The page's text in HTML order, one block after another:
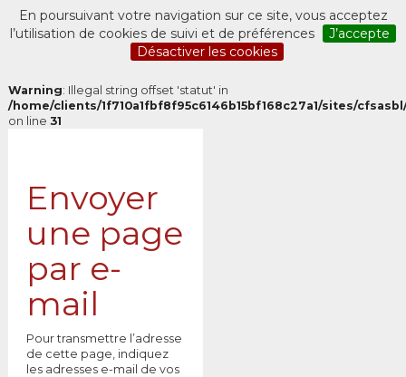
En poursuivant votre navigation sur ce site, vous acceptez
l’utilisation de cookies de suivi et de préférences
J’accepte
Désactiver les cookies
Warning: Illegal string offset 'statut' in
/home/clients/1f710a1fbf8f95c6146b15bf168c27a1/sites/
on line 31
Envoyer
une page
par e-
mail
Pour transmettre l’adresse
de cette page, indiquez
les adresses e-mail de vos